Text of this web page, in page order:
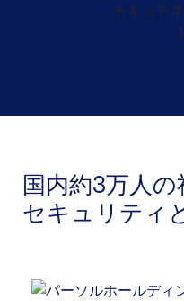
国内約3万人の
セキュリティ